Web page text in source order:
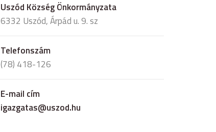
Uszód Község Önkormányzata
6332 Uszód, Árpád u. 9. sz
Telefonszám
(78) 418-126
E-mail cím
igazgatas@uszod.hu